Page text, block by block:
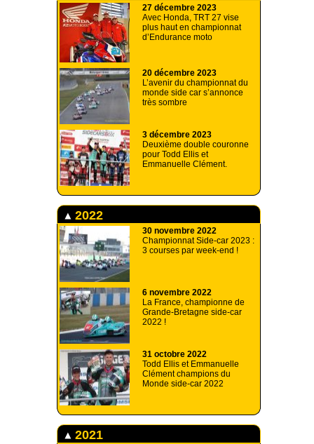
27 décembre 2023
Avec Honda, TRT 27 vise
plus haut en championnat
d’Endurance moto
20 décembre 2023
L’avenir du championnat du
monde side car s’annonce
très sombre
3 décembre 2023
Deuxième double couronne
pour Todd Ellis et
Emmanuelle Clément.
2022
30 novembre 2022
Championnat Side-car 2023 :
3 courses par week-end !
6 novembre 2022
La France, championne de
Grande-Bretagne side-car
2022 !
31 octobre 2022
Todd Ellis et Emmanuelle
Clément champions du
Monde side-car 2022
2021